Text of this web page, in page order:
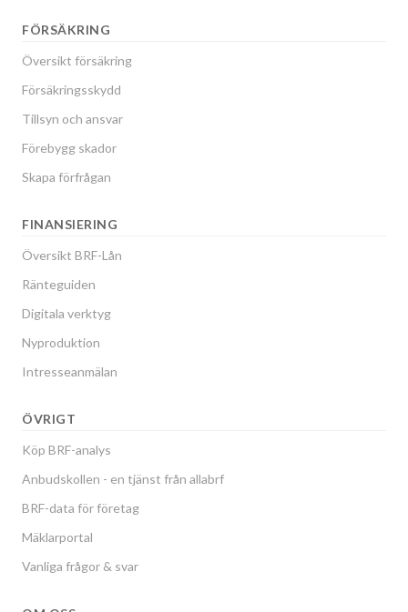
FÖRSÄKRING
Översikt försäkring
Försäkringsskydd
Tillsyn och ansvar
Förebygg skador
Skapa förfrågan
FINANSIERING
Översikt BRF-Lån
Ränteguiden
Digitala verktyg
Nyproduktion
Intresseanmälan
ÖVRIGT
Köp BRF-analys
Anbudskollen - en tjänst från allabrf
BRF-data för företag
Mäklarportal
Vanliga frågor & svar